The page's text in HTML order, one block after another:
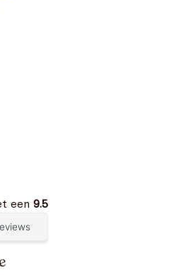
een 9.5